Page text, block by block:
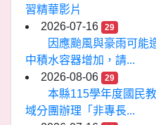
習精華影片
2026-07-16
29
因應颱風與豪雨可能
中積水容器增加，請...
2026-08-06
29
本縣115學年度國民
域分團辦理「非專長...